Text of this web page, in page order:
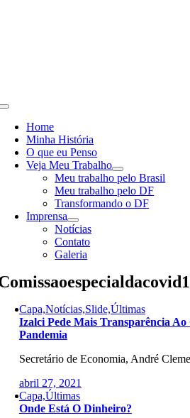
Toggle
NavigationHome
Minha História
O que eu Penso
Veja Meu Trabalho
Meu trabalho pelo Brasil
Meu trabalho pelo DF
Transformando o DF
Imprensa
Notícias
Contato
Galeria
Capa,Notícias,Slide,Últimas
Izalci Pede Mais Transparência Ao
Pandemia
Secretário de Economia, André
abril 27, 2021
Capa,Últimas
Onde Está O Dinheiro?